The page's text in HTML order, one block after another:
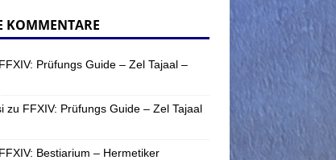
KOMMENTARE
FFXIV: Prüfungs Guide – Zel Tajaal –
zu FFXIV: Prüfungs Guide – Zel Tajaal
FFXIV: Bestiarium – Hermetiker